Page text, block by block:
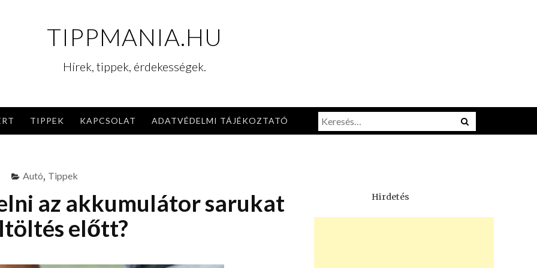
TIPPMANIA.HU
Hírek, tippek, érdekességek.
TIPPEK KAPCSOLAT ADATVÉDELMI TÁJÉKOZTATÓ Menu
Keresés:
Autó, Tippek
az akkumulátor sarukat
előtt?
Hirdetés